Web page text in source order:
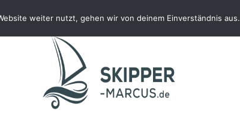
weiter nutzt, gehen wir von deinem Einverständnis aus.